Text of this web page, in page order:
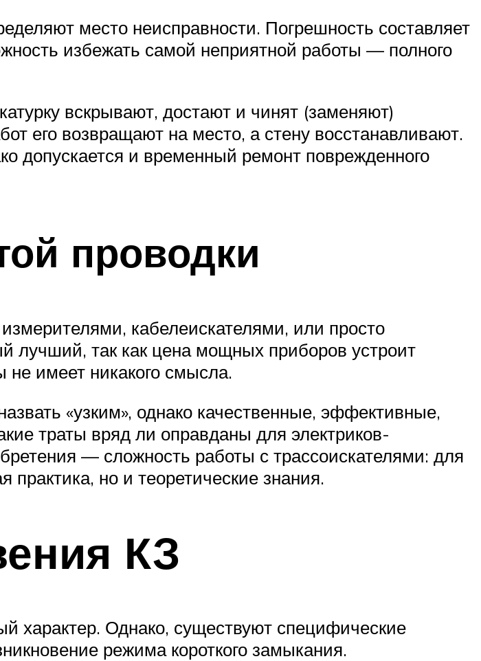
место неисправности. Погрешность составляет
избежать самой неприятной работы — полного
вскрывают, достают и чинят (заменяют)
его возвращают на место, а стену восстанавливают.
допускается и временный ремонт поврежденного
проводки
кабелеискателями, или просто
лучший, так как цена мощных приборов устроит
не имеет никакого смысла.
«узким», однако качественные, эффективные,
траты вряд ли оправданы для электриков-
— сложность работы с трассоискателями: для
но и теоретические знания.
КЗ
характер. Однако, существуют специфические
режима короткого замыкания.